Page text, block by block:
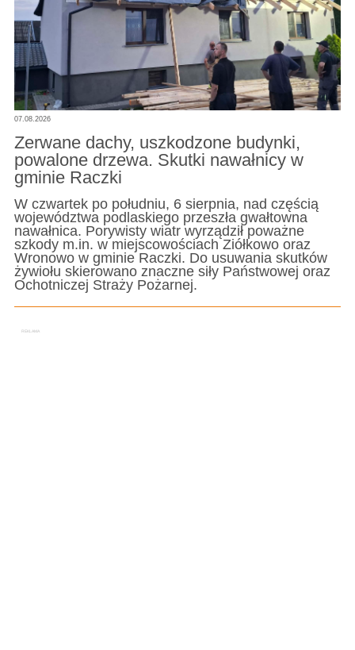
07.08.2026
Zerwane dachy, uszkodzone budynki,
powalone drzewa. Skutki nawałnicy w
gminie Raczki
W czwartek po południu, 6 sierpnia, nad częścią
województwa podlaskiego przeszła gwałtowna
nawałnica. Porywisty wiatr wyrządził poważne
szkody m.in. w miejscowościach Ziółkowo oraz
Wronowo w gminie Raczki. Do usuwania skutków
żywiołu skierowano znaczne siły Państwowej oraz
Ochotniczej Straży Pożarnej.